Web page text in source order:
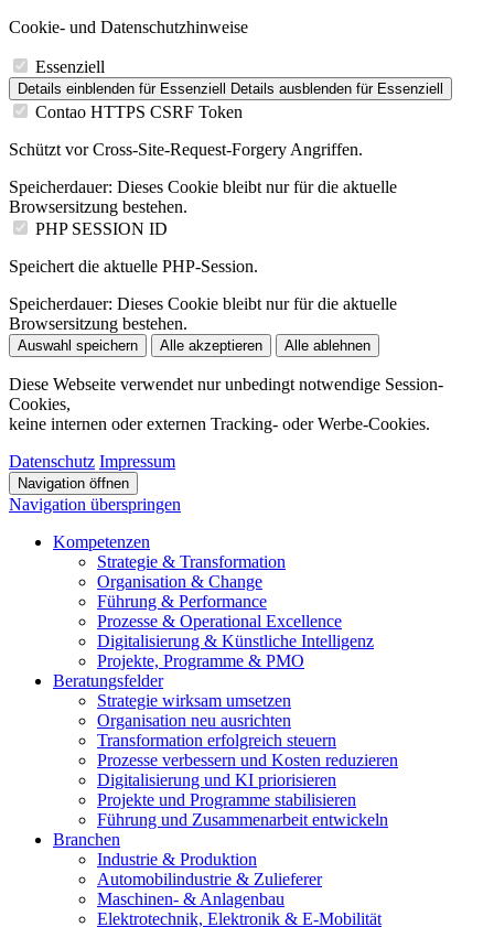
Cookie- und Datenschutzhinweise
Essenziell
Details einblenden für Essenziell Details ausblenden für Essenziell
Contao HTTPS CSRF Token
Schützt vor Cross-Site-Request-Forgery Angriffen.
Speicherdauer: Dieses Cookie bleibt nur für die aktuelle
Browsersitzung bestehen.
PHP SESSION ID
Speichert die aktuelle PHP-Session.
Speicherdauer: Dieses Cookie bleibt nur für die aktuelle
Browsersitzung bestehen.
Auswahl speichern Alle akzeptieren Alle ablehnen
Diese Webseite verwendet nur unbedingt notwendige Session-
Cookies,
keine internen oder externen Tracking- oder Werbe-Cookies.
Datenschutz Impressum
Navigation öffnen
Navigation überspringen
Kompetenzen
Strategie & Transformation
Organisation & Change
Führung & Performance
Prozesse & Operational Excellence
Digitalisierung & Künstliche Intelligenz
Projekte, Programme & PMO
Beratungsfelder
Strategie wirksam umsetzen
Organisation neu ausrichten
Transformation erfolgreich steuern
Prozesse verbessern und Kosten reduzieren
Digitalisierung und KI priorisieren
Projekte und Programme stabilisieren
Führung und Zusammenarbeit entwickeln
Branchen
Industrie & Produktion
Automobilindustrie & Zulieferer
Maschinen- & Anlagenbau
Elektrotechnik, Elektronik & E-Mobilität